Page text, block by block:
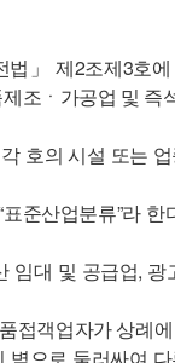
」 제2조제3호
조ㆍ가공업 및 즉
호의 시설 또는
준산업분류”라 한
임대 및 공급업, 광
접객업자가 상례